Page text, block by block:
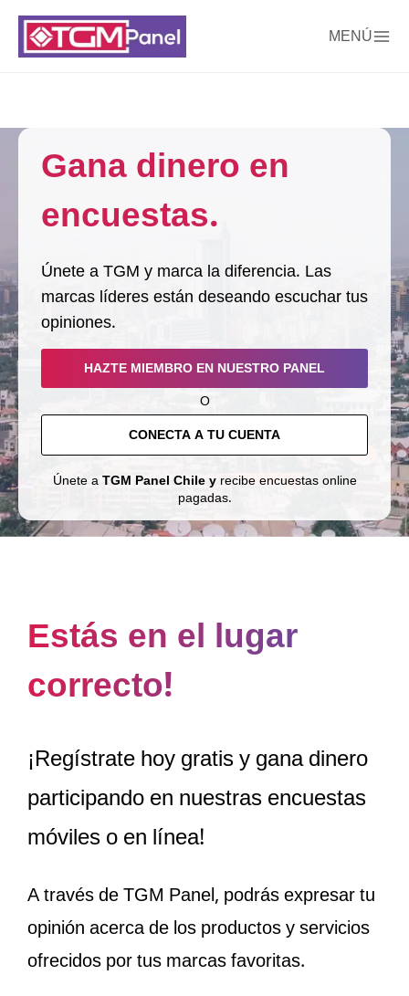
MENÚ
Gana dinero en
encuestas.
Únete a TGM y marca la diferencia. Las
marcas líderes están deseando escuchar tus
opiniones.
HAZTE MIEMBRO EN NUESTRO PANEL
O
CONECTA A TU CUENTA
Únete aTGM Panel Chile yrecibe encuestas online
pagadas.
Estás en el lugar
correcto!
¡Regístrate hoy gratis y gana dinero
participando en nuestras encuestas
móviles o en línea!
A través de TGM Panel, podrás expresar tu
opinión acerca de los productos y servicios
ofrecidos por tus marcas favoritas.